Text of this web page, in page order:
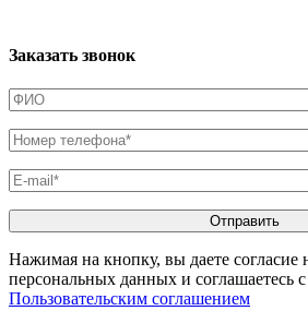
Заказать звонок
Нажимая на кнопку, вы даете согласие
персональных данных и соглашаетесь с
Пользовательским соглашением